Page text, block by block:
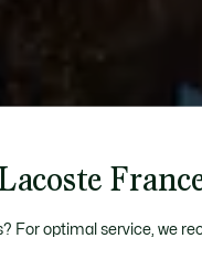
For optimal service, we